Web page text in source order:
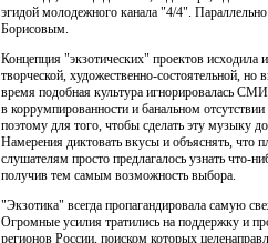
эгидой молодежного канала "4/4".
Борисовым.
Концепция "экзотических" проектов исходила
творческой, художественно-состоятельной,
время подобная культура игнорировалась
в коррумпированности и банальном
поэтому для того, чтобы сделать эту музыку
Намерения диктовать вкусы и объяснять, что
слушателям просто предлагалось узнать что-
получив тем самым возможность выбора.
"Экзотика" всегда пропагандировала самую
Огромные усилия тратились на поддержку и
регионов России, поиском которых